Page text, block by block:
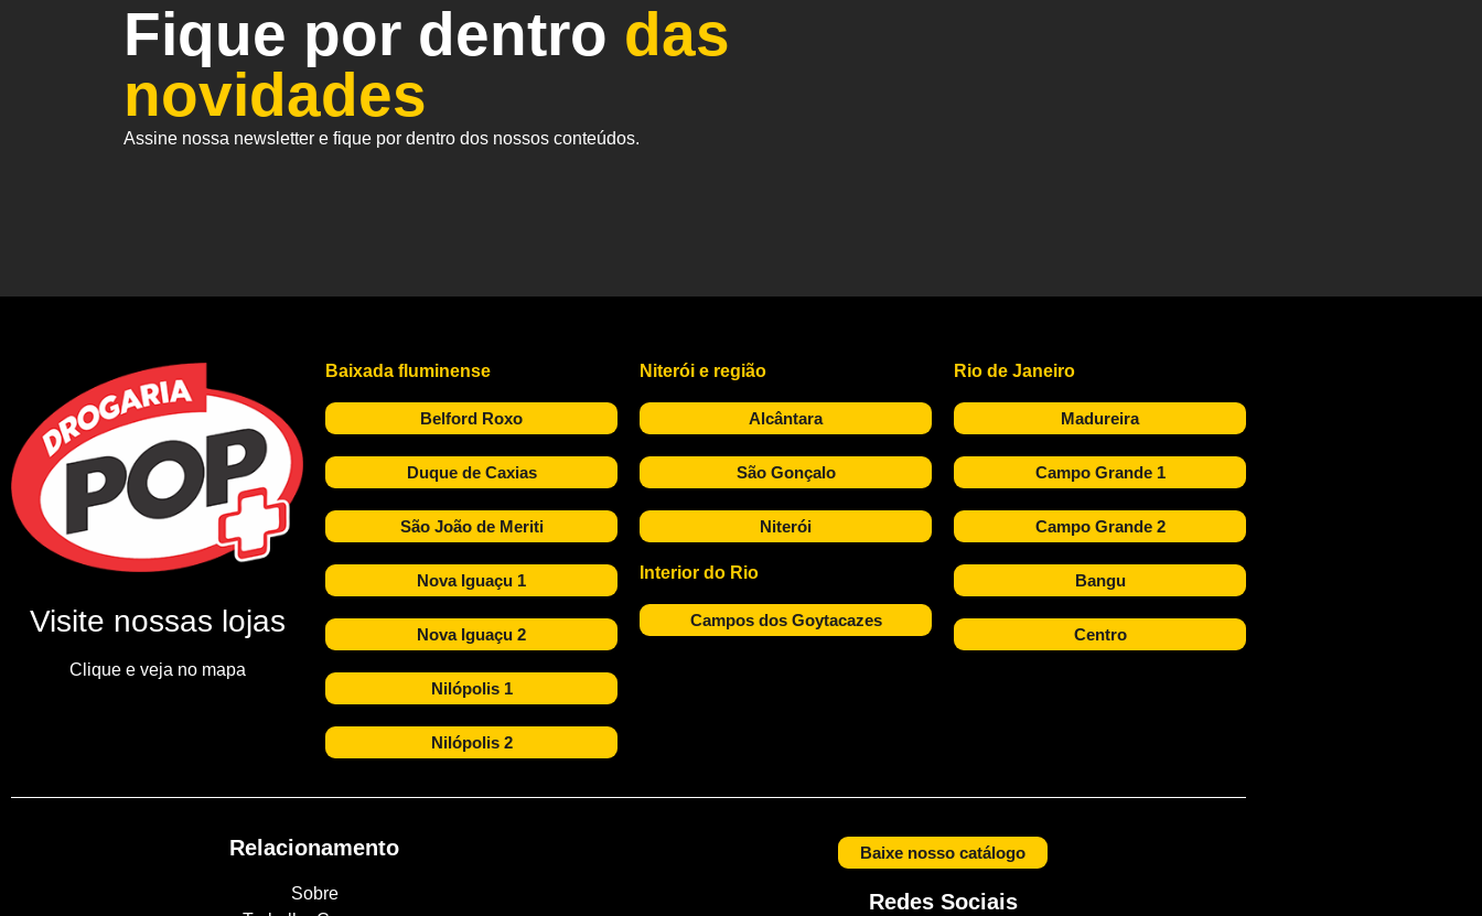
Fique por dentro das
novidades
Assine nossa newsletter e fique por dentro dos nossos conteúdos.
Visite nossas lojas
Clique e veja no mapa
Baixada fluminense
Belford Roxo
Duque de Caxias
São João de Meriti
Nova Iguaçu 1
Nova Iguaçu 2
Nilópolis 1
Nilópolis 2
Niterói e região
Alcântara
São Gonçalo
Niterói
Interior do Rio
Campos dos Goytacazes
Rio de Janeiro
Madureira
Campo Grande 1
Campo Grande 2
Bangu
Centro
Relacionamento
Sobre
Baixe nosso catálogo
Redes Sociais